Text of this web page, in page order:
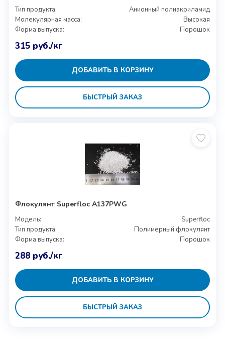
Тип продукта:
Анионный полиакриламид
Молекулярная масса:
Высокая
Форма выпуска:
Порошок
315 руб./кг
ДОБАВИТЬ В КОРЗИНУ
БЫСТРЫЙ ЗАКАЗ
Флокулянт Superfloc A137PWG
Модель:
Superfloc
Тип продукта:
Полимерный флокулянт
Форма выпуска:
Порошок
288 руб./кг
ДОБАВИТЬ В КОРЗИНУ
БЫСТРЫЙ ЗАКАЗ